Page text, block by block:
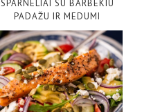
SPARNELIAI SU BARBEKIU
PADAŽU IR MEDUMI